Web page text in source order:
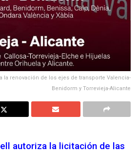
la renovación de los ejes de transporte Valencia-
Benidorm y Torrevieja-Alicante
autoriza la licitación de las